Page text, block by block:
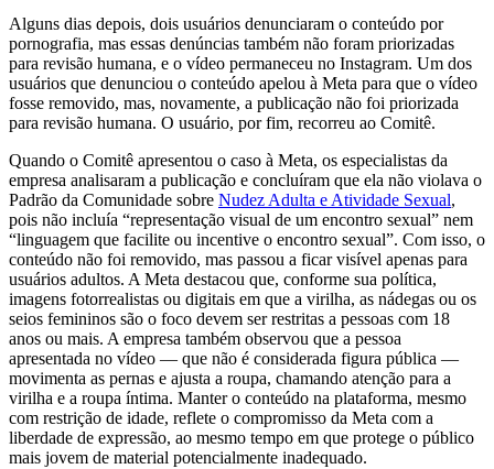
Alguns dias depois, dois usuários denunciaram o conteúdo por
pornografia, mas essas denúncias também não foram priorizadas
para revisão humana, e o vídeo permaneceu no Instagram. Um dos
usuários que denunciou o conteúdo apelou à Meta para que o vídeo
fosse removido, mas, novamente, a publicação não foi priorizada
para revisão humana. O usuário, por fim, recorreu ao Comitê.
Quando o Comitê apresentou o caso à Meta, os especialistas da
empresa analisaram a publicação e concluíram que ela não violava o
Padrão da Comunidade sobre Nudez Adulta e Atividade Sexual,
pois não incluía “representação visual de um encontro sexual” nem
“linguagem que facilite ou incentive o encontro sexual”. Com isso, o
conteúdo não foi removido, mas passou a ficar visível apenas para
usuários adultos. A Meta destacou que, conforme sua política,
imagens fotorrealistas ou digitais em que a virilha, as nádegas ou os
seios femininos são o foco devem ser restritas a pessoas com 18
anos ou mais. A empresa também observou que a pessoa
apresentada no vídeo — que não é considerada figura pública —
movimenta as pernas e ajusta a roupa, chamando atenção para a
virilha e a roupa íntima. Manter o conteúdo na plataforma, mesmo
com restrição de idade, reflete o compromisso da Meta com a
liberdade de expressão, ao mesmo tempo em que protege o público
mais jovem de material potencialmente inadequado.